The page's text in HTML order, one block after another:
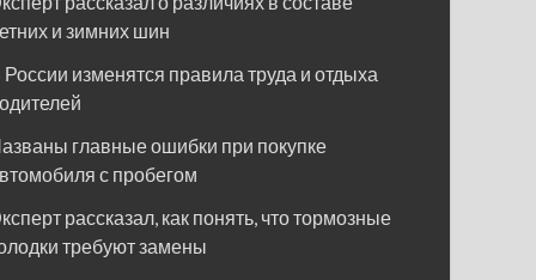
и зимних шин
России изменятся правила труда и отдыха
главные ошибки при покупке
с пробегом
рассказал, как понять, что тормозные
требуют замены